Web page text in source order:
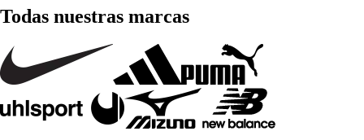
Todas nuestras marcas